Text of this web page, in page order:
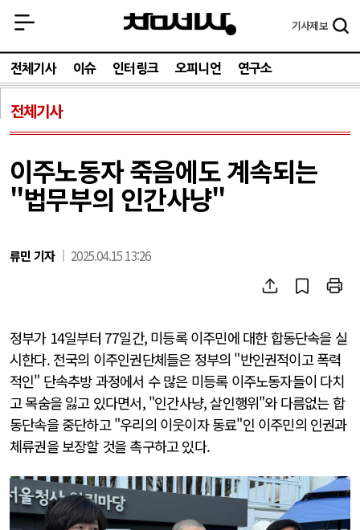
기사제보
전체기사 이슈 인터링크 오피니언 연구소
전체기사
이주노동자 죽음에도 계속되는
"법무부의 인간사냥"
류민 기자 2025.04.15 13:26
정부가 14일부터 77일간, 미등록 이주민에 대한 합동단속을 실
시한다. 전국의 이주인권단체들은 정부의 "반인권적이고 폭력
적인" 단속추방 과정에서 수 많은 미등록 이주노동자들이 다치
고 목숨을 잃고 있다면서, "인간사냥, 살인행위"와 다름없는 합
동단속을 중단하고 "우리의 이웃이자 동료"인 이주민의 인권과
체류권을 보장할 것을 촉구하고 있다.